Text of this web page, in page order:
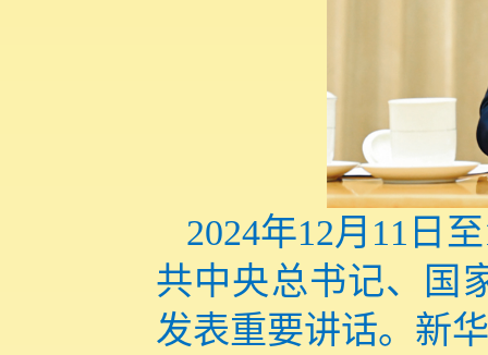
2024年12月11日
共中央总书记、国
发表重要讲话。新